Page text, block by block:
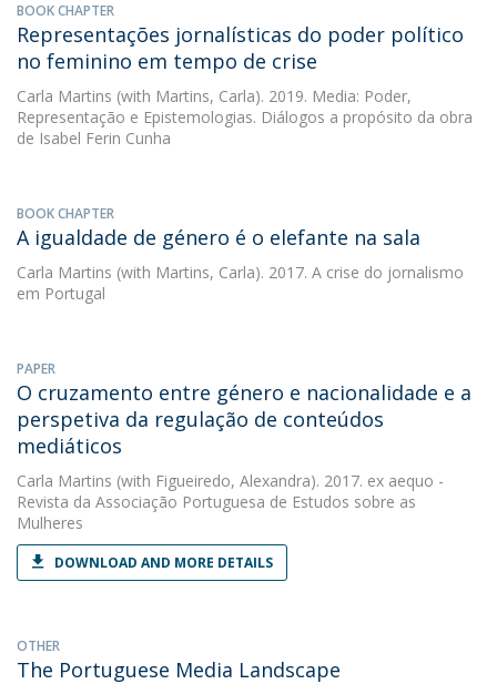
BOOK CHAPTER
Representações jornalísticas do poder político
no feminino em tempo de crise
Carla Martins (with Martins, Carla). 2019. Media: Poder,
Representação e Epistemologias. Diálogos a propósito da obra
de Isabel Ferin Cunha
BOOK CHAPTER
A igualdade de género é o elefante na sala
Carla Martins (with Martins, Carla). 2017. A crise do jornalismo
em Portugal
PAPER
O cruzamento entre género e nacionalidade e a
perspetiva da regulação de conteúdos
mediáticos
Carla Martins (with Figueiredo, Alexandra). 2017. ex aequo -
Revista da Associação Portuguesa de Estudos sobre as
Mulheres
DOWNLOAD AND MORE DETAILS
OTHER
The Portuguese Media Landscape